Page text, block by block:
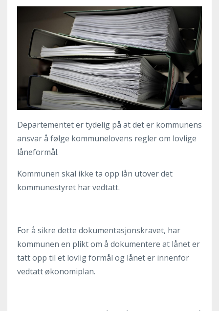
Departementet er tydelig på at det er kommunens
ansvar å følge kommunelovens regler om lovlige
låneformål.
Kommunen skal ikke ta opp lån utover det
kommunestyret har vedtatt.
For å sikre dette dokumentasjonskravet, har
kommunen en plikt om å dokumentere at lånet er
tatt opp til et lovlig formål og lånet er innenfor
vedtatt økonomiplan.